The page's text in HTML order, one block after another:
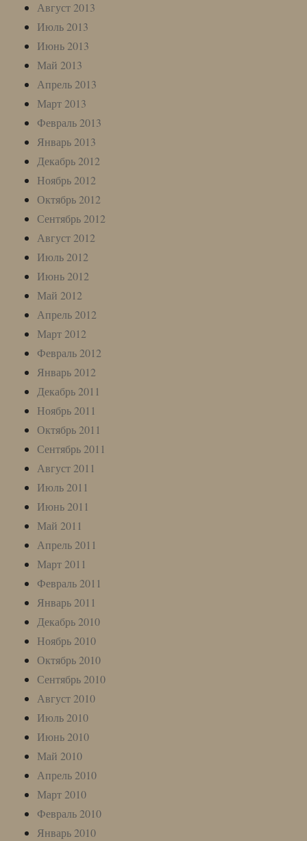
Август 2013
Июль 2013
Июнь 2013
Май 2013
Апрель 2013
Март 2013
Февраль 2013
Январь 2013
Декабрь 2012
Ноябрь 2012
Октябрь 2012
Сентябрь 2012
Август 2012
Июль 2012
Июнь 2012
Май 2012
Апрель 2012
Март 2012
Февраль 2012
Январь 2012
Декабрь 2011
Ноябрь 2011
Октябрь 2011
Сентябрь 2011
Август 2011
Июль 2011
Июнь 2011
Май 2011
Апрель 2011
Март 2011
Февраль 2011
Январь 2011
Декабрь 2010
Ноябрь 2010
Октябрь 2010
Сентябрь 2010
Август 2010
Июль 2010
Июнь 2010
Май 2010
Апрель 2010
Март 2010
Февраль 2010
Январь 2010